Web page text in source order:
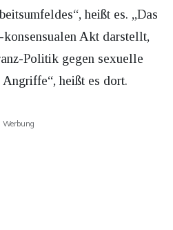
heißt es. „Das
Akt darstellt,
Politik gegen sexuelle
heißt es dort.
Werbung